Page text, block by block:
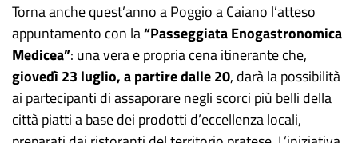
Torna anche quest’anno a Poggio a Caiano l’atteso
appuntamento con la“Passeggiata Enogastronomica
Medicea”: una vera e propria cena itinerante che,
giovedì 23 luglio, a partire dalle 20, darà la possibilità
ai partecipanti di assaporare negli scorci più belli della
città piatti a base dei prodotti d’eccellenza locali,